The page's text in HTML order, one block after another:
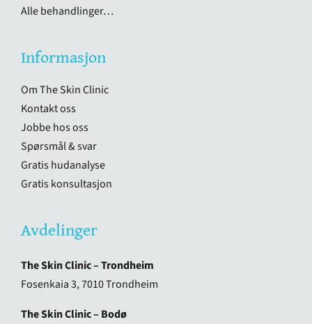
Alle behandlinger…
Informasjon
Om The Skin Clinic
Kontakt oss
Jobbe hos oss
Spørsmål & svar
Gratis hudanalyse
Gratis konsultasjon
Avdelinger
The Skin Clinic – Trondheim
Fosenkaia 3, 7010 Trondheim
The Skin Clinic – Bodø